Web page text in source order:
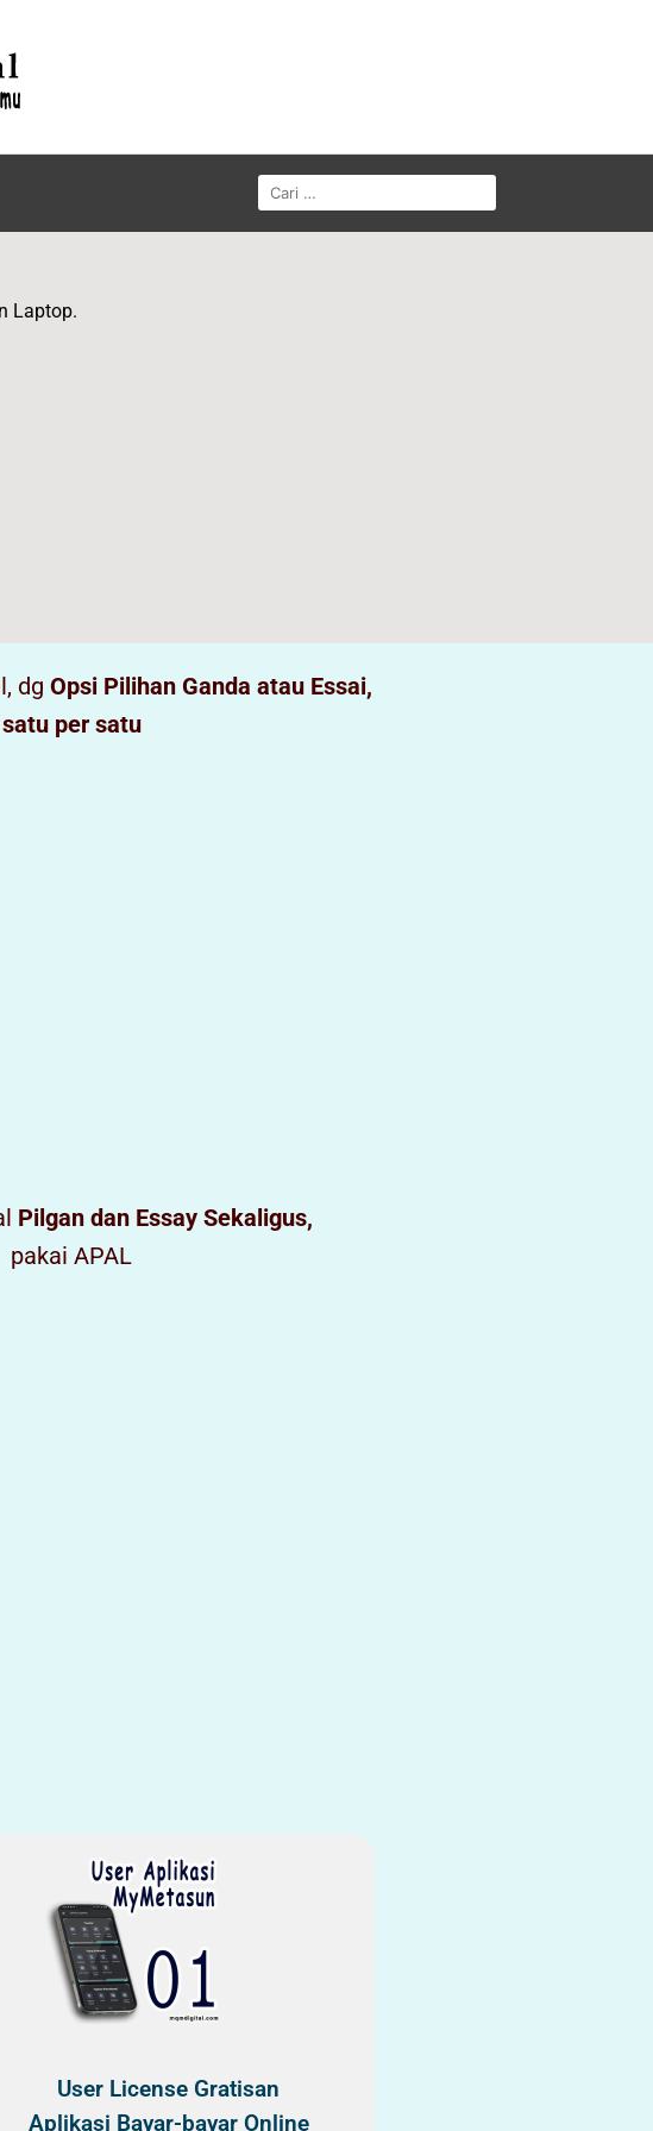
Laptop.
dg Opsi Pilihan Ganda atau Essai,
satu per satu
Pilgan dan Essay Sekaligus,
pakai APAL
User License Gratisan
Aplikasi Bayar-bayar Online